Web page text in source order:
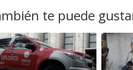
te puede